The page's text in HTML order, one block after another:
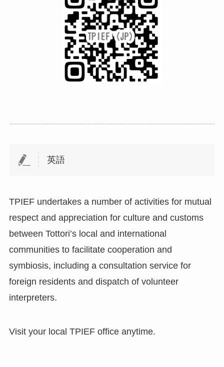
英語
TPIEF undertakes a number of activities for mutual
respect and appreciation for culture and customs
between Tottori’s local and international
communities to facilitate cooperation and
symbiosis, including a consultation service for
foreign residents and dispatch of volunteer
interpreters.
Visit your local TPIEF office anytime.